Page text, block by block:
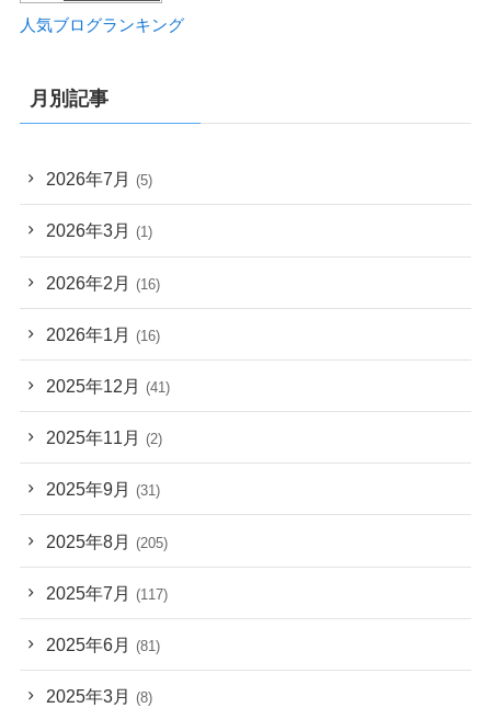
人気ブログランキング
月別記事
2026年7月 (5)
2026年3月 (1)
2026年2月 (16)
2026年1月 (16)
2025年12月 (41)
2025年11月 (2)
2025年9月 (31)
2025年8月 (205)
2025年7月 (117)
2025年6月 (81)
2025年3月 (8)